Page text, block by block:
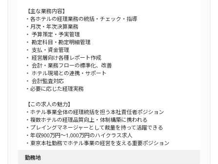
【主な業務内容】
・各ホテルの経理業務の統括・チェック・指導
・月次・年次決算業務
・ 予算策定・予実管理
・ 勘定科目・勘定明細管理
・ 支払・資金管理
・ 経営層向け各種レポート作成
・ 会計・業務フローの標準化、改善
・ ホテル現場との連携・サポート
・ 会計監査対応
・必要に応じた経理実務
【この求人の魅力】
・ホテル事業全体の経理統括を担う本社責任者ポジション
・複数ホテルの経理品質向上・体制構築に携われる
・プレイングマネージャーとして裁量を持って活躍できる
・年収900万円～1,000万円のハイクラス求人
・東京本社勤務でホテル事業の経営を支える重要ポジション
勤務地